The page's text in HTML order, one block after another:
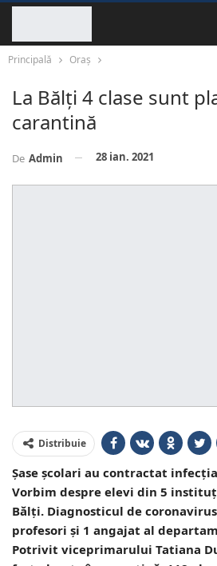
Principală Oraș
La Bălți 4 clase sunt
carantină
De Admin 28 ian. 2021
Distribuie
Șase școlari au contractat
Vorbim despre elevi din 5
Bălți. Diagnosticul de
profesori și 1 angajat al
Potrivit viceprimarului Tatiana